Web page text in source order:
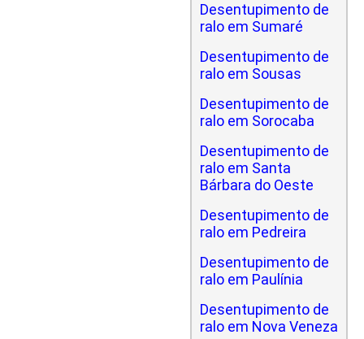
Desentupimento de
ralo em Sumaré
Desentupimento de
ralo em Sousas
Desentupimento de
ralo em Sorocaba
Desentupimento de
ralo em Santa
Bárbara do Oeste
Desentupimento de
ralo em Pedreira
Desentupimento de
ralo em Paulínia
Desentupimento de
ralo em Nova Veneza